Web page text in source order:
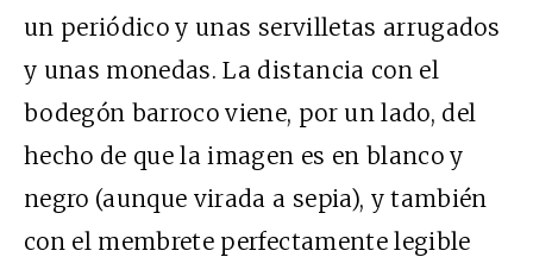
un periódico y unas servilletas arrugados
y unas monedas. La distancia con el
bodegón barroco viene, por un lado, del
hecho de que la imagen es en blanco y
negro (aunque virada a sepia), y también
con el membrete perfectamente legible